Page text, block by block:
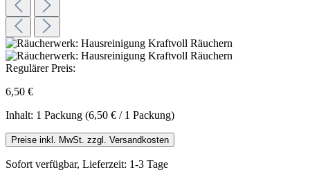
Regulärer Preis:
6,50 €
Inhalt: 1 Packung (6,50 € / 1 Packung)
Preise inkl. MwSt. zzgl. Versandkosten
Sofort verfügbar, Lieferzeit: 1-3 Tage